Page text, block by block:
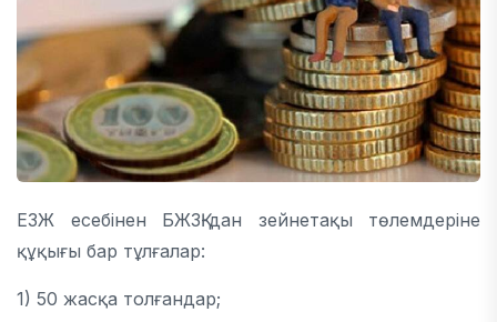
ЕЗЖ есебінен БЖЗҚ-дан зейнетақы төлемдеріне
құқығы бар тұлғалар:
1) 50 жасқа толғандар;